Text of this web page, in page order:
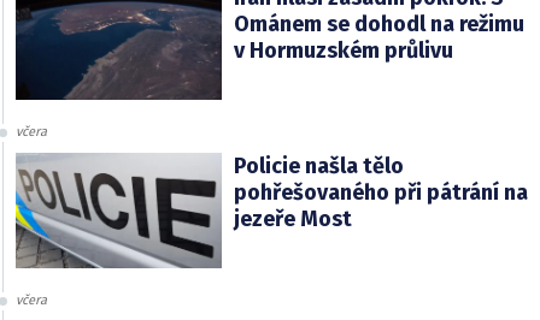
Ománem se dohodl na režimu
v Hormuzském průlivu
včera
Policie našla tělo
pohřešovaného při pátrání na
jezeře Most
včera